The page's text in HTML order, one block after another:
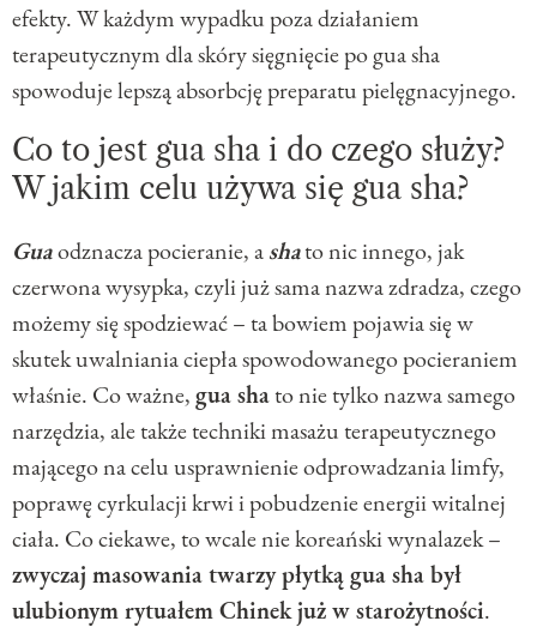
efekty. W każdym wypadku poza działaniem
terapeutycznym dla skóry sięgnięcie po gua sha
spowoduje lepszą absorbcję preparatu pielęgnacyjnego.
Co to jest gua sha i do czego służy?
W jakim celu używa się gua sha?
Guaodznacza pocieranie, ashato nic innego, jak
czerwona wysypka, czyli już sama nazwa zdradza, czego
możemy się spodziewać – ta bowiem pojawia się w
skutek uwalniania ciepła spowodowanego pocieraniem
właśnie. Co ważne,gua shato nie tylko nazwa samego
narzędzia, ale także techniki masażu terapeutycznego
mającego na celu usprawnienie odprowadzania limfy,
poprawę cyrkulacji krwi i pobudzenie energii witalnej
ciała. Co ciekawe, to wcale nie koreański wynalazek –
zwyczaj masowania twarzy płytką gua sha był
ulubionym rytuałem Chinek już w starożytności.